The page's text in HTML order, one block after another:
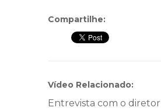
Compartilhe:
Vídeo Relacionado:
Entrevista com o